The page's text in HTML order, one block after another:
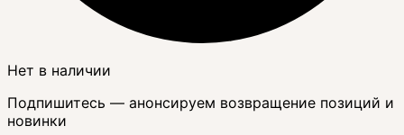
Нет в наличии
Подпишитесь — анонсируем возвращение позиций и
новинки